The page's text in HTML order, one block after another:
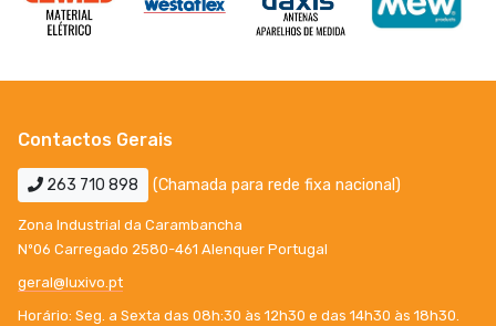
Contactos Gerais
263 710 898 (Chamada para rede fixa nacional)
Zona Industrial da Carambancha
Nº06 Carregado 2580-461 Alenquer Portugal
geral@luxivo.pt
Horário: Seg. a Sexta das 08h:30 às 12h30 e das 14h30 às 18h30.